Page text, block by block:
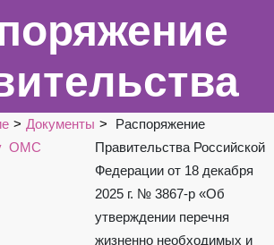
N
р «Об
Документы
ОМС
Распоряжение
Правительства Российской
Федерации от 18 декабря
2025 г. № 3867-р «Об
утверждении перечня
жизненно необходимых и